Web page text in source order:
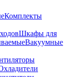
Комплекты
Шкафы для
Вакуумные